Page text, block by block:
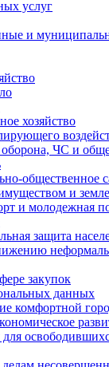
услуг
и
хозяйство
ЧС и
общественное
и
и молодежная
защита
закупок
данных
комфортной